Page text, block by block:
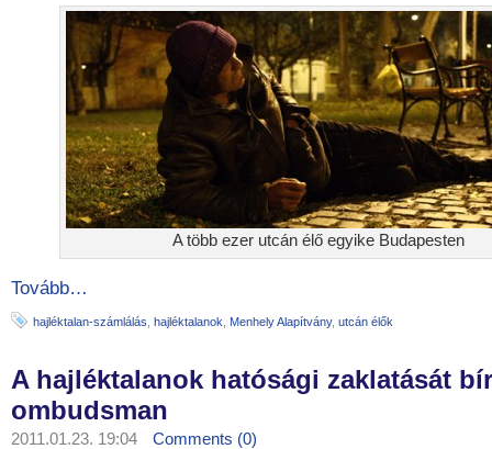
A több ezer utcán élő egyike Budapesten
Tovább…
hajléktalan-számlálás hajléktalanok Menhely Alapítvány, utcán élők
A hajléktalanok hatósági zaklatását
ombudsman
2011.01.23. 19:04 Comments (0)